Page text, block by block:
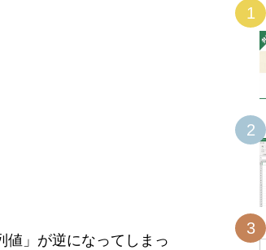
値」が逆になってしまっ
1
2
3